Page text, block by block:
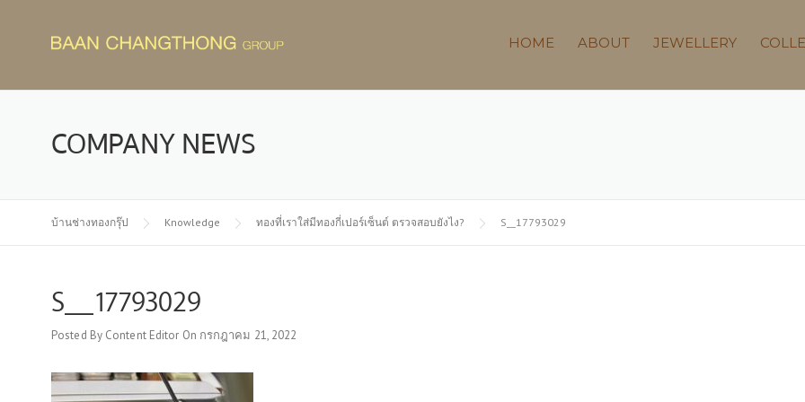
HOME ABOUT JEWELLERY
COMPANY NEWS
บ้านช่างทองกรุ๊ป Knowledge ทองที่เราใส่มีทองกี่เปอร์เซ็นต์ ตรวจสอบยังไง? S__17793029
S__17793029
Posted By Content Editor On กรกฎาคม 21, 2022